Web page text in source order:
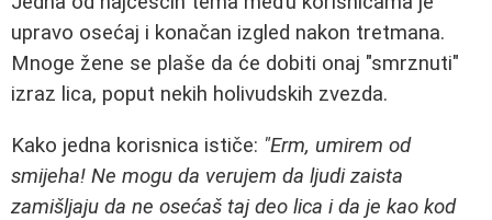
upravo osećaj i konačan izgled nakon tretmana.
Mnoge žene se plaše da će dobiti onaj "smrznuti"
izraz lica, poput nekih holivudskih zvezda.
Kako jedna korisnica ističe: "Erm, umirem od
smijeha! Ne mogu da verujem da ljudi zaista
zamišljaju da ne osećaš taj deo lica i da je kao kod